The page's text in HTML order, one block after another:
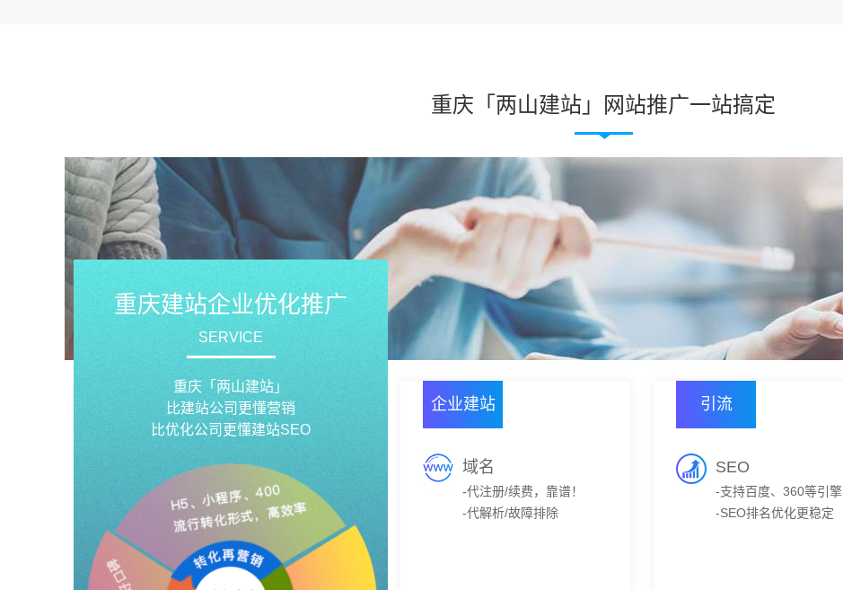
重庆「两山建站」网站推广一站搞定
重庆建站企业优化推广
SERVICE
重庆「两山建站」
比建站公司更懂营销
比优化公司更懂建站SEO
企业建站
域名
-代注册/续费，靠谱！
-代解析/故障排除
引流
SEO
-支持百度、360等引擎
-SEO排名优化更稳定